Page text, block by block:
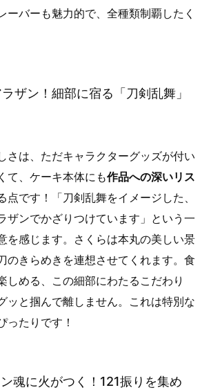
ーバーも魅力的で、全種類制覇したく
ザン！細部に宿る「刀剣乱舞」
さは、ただキャラクターグッズが付い
て、ケーキ本体にも作品への深いリス
点です！「刀剣乱舞をイメージした、
ザンでかざりつけています」という一
を感じます。さくらは本丸の美しい景
のきらめきを連想させてくれます。食
しめる、この細部にわたるこだわり
ッと掴んで離しません。これは特別な
ったりです！
魂に火がつく！121振りを集め